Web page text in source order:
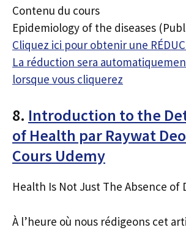
Contenu du cours
Epidemiology of the diseases
Cliquez ici pour obtenir une
La réduction sera
lorsque vous cliquerez
8. Introduction to the
of Health par Raywat
Cours Udemy
Health Is Not Just The Absence of
À l’heure où nous rédigeons cet